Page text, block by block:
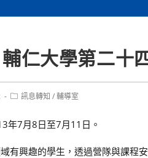
仁大學第二十
Post訊息轉知 /輔導室
年7月8日至7月11日。
有興趣的學生，透過營隊與課程